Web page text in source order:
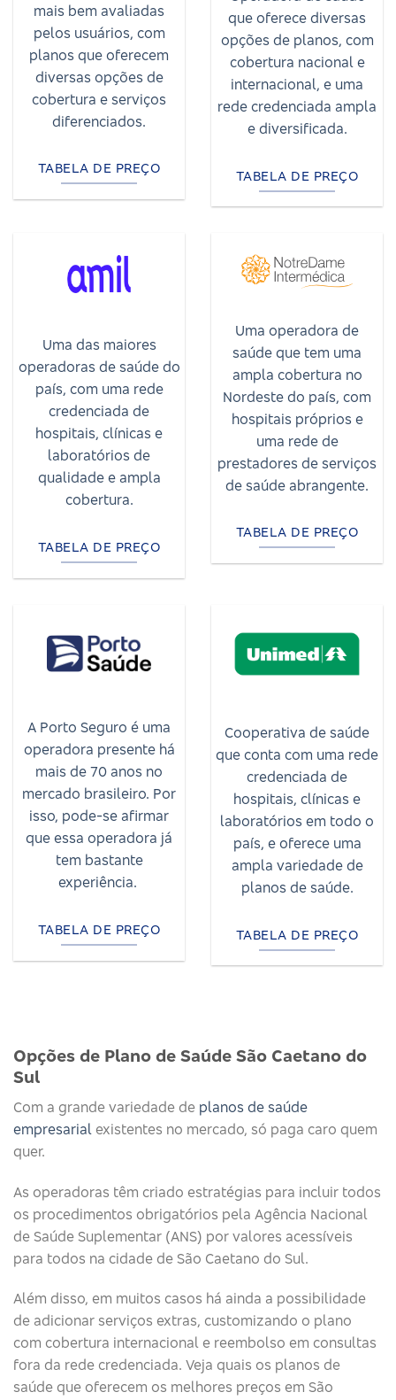
mais bem avaliadas
pelos usuários, com
planos que oferecem
diversas opções de
cobertura e serviços
diferenciados.
TABELA DE PREÇO
que oferece diversas
opções de planos, com
cobertura nacional e
internacional, e uma
rede credenciada ampla
e diversificada.
TABELA DE PREÇO
Uma das maiores
operadoras de saúde do
país, com uma rede
credenciada de
hospitais, clínicas e
laboratórios de
qualidade e ampla
cobertura.
TABELA DE PREÇO
Uma operadora de
saúde que tem uma
ampla cobertura no
Nordeste do país, com
hospitais próprios e
uma rede de
prestadores de serviços
de saúde abrangente.
TABELA DE PREÇO
A Porto Seguro é uma
operadora presente há
mais de 70 anos no
mercado brasileiro. Por
isso, pode-se afirmar
que essa operadora já
tem bastante
experiência.
TABELA DE PREÇO
Cooperativa de saúde
que conta com uma rede
credenciada de
hospitais, clínicas e
laboratórios em todo o
país, e oferece uma
ampla variedade de
planos de saúde.
TABELA DE PREÇO
Opções de Plano de Saúde São Caetano do
Sul
Com a grande variedade de planos de saúde
empresarial existentes no mercado, só paga caro quem
quer.
As operadoras têm criado estratégias para incluir todos
os procedimentos obrigatórios pela Agência Nacional
de Saúde Suplementar (ANS) por valores acessíveis
para todos na cidade de São Caetano do Sul.
Além disso, em muitos casos há ainda a possibilidade
de adicionar serviços extras, customizando o plano
com cobertura internacional e reembolso em consultas
fora da rede credenciada. Veja quais os planos de
saúde que oferecem os melhores preços em São